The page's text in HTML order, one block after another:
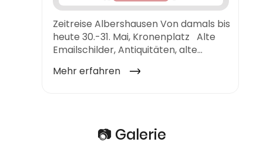
📷 Galerie